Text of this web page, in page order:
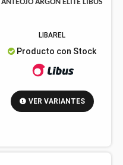
ANTEOJO ARGON ELITE LIBUS
LIBAREL
Producto con Stock
VER VARIANTES